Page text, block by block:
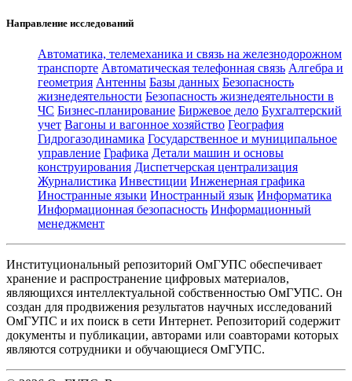
Направление исследований
Автоматика, телемеханика и связь на железнодорожном
транспорте Автоматическая телефонная связь Алгебра и
геометрия Антенны Базы данных Безопасность
жизнедеятельности Безопасность жизнедеятельности в
ЧС Бизнес-планирование Биржевое дело Бухгалтерский
учет Вагоны и вагонное хозяйство География
Гидрогазодинамика Государственное и муниципальное
управление Графика Детали машин и основы
конструирования Диспетчерская централизация
Журналистика Инвестиции Инженерная графика
Иностранные языки Иностранный язык Информатика
Информационная безопасность Информационный
менеджмент
Институциональный репозиторий ОмГУПС обеспечивает
хранение и распространение цифровых материалов,
являющихся интеллектуальной собственностью ОмГУПС. Он
создан для продвижения результатов научных исследований
ОмГУПС и их поиск в сети Интернет. Репозиторий содержит
документы и публикации, авторами или соавторами которых
являются сотрудники и обучающиеся ОмГУПС.